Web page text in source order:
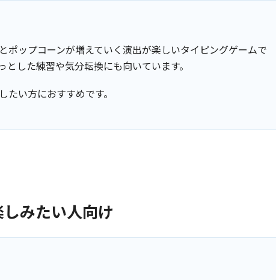
ポップコーンが増えていく演出が楽しいタイピングゲームで
した練習や気分転換にも向いています。
たい方におすすめです。
みたい人向け